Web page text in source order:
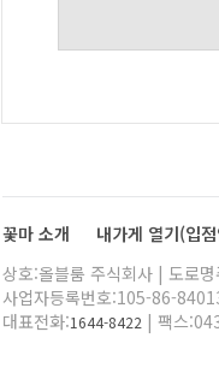
꽃마 소개 내가게 열기(입
상호:올블룸 주식회사 | 도로
사업자등록번호:105-86-
대표전화:1644-8422 | 팩스